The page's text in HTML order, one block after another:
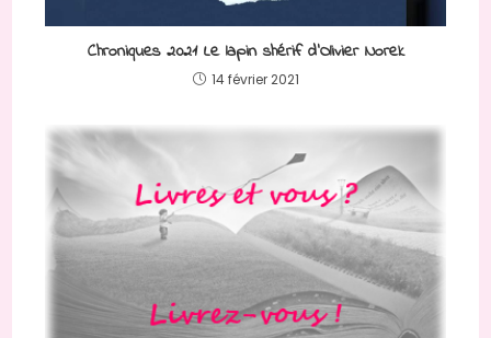
Chroniques 2021 Le lapin shérif d’Olivier Norek
14 février 2021